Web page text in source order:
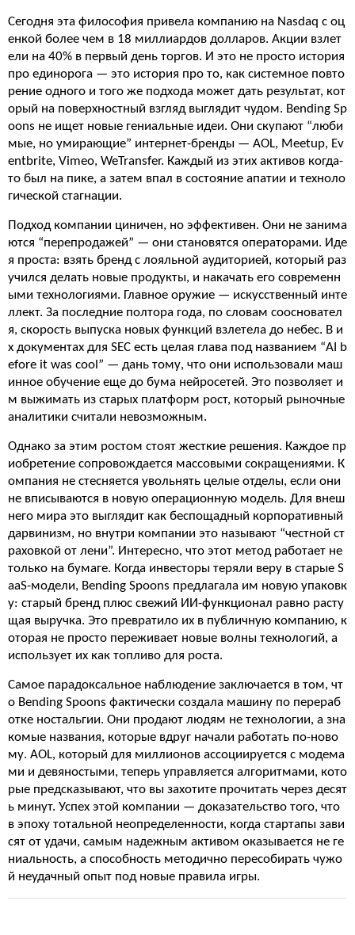
Сегодня эта философия привела компанию на Nasdaq с оц
енкой более чем в 18 миллиардов долларов. Акции взлет
ели на 40% в первый день торгов. И это не просто история
про единорога — это история про то, как системное повто
рение одного и того же подхода может дать результат, кот
орый на поверхностный взгляд выглядит чудом. Bending Sp
oons не ищет новые гениальные идеи. Они скупают “люби
мые, но умирающие” интернет-бренды — AOL, Meetup, Ev
entbrite, Vimeo, WeTransfer. Каждый из этих активов когда-
то был на пике, а затем впал в состояние апатии и техноло
гической стагнации.
Подход компании циничен, но эффективен. Они не занима
ются “перепродажей” — они становятся операторами. Иде
я проста: взять бренд с лояльной аудиторией, который раз
учился делать новые продукты, и накачать его современн
ыми технологиями. Главное оружие — искусственный инте
ллект. За последние полтора года, по словам соосновател
я, скорость выпуска новых функций взлетела до небес. В и
х документах для SEC есть целая глава под названием “AI b
efore it was cool” — дань тому, что они использовали маш
инное обучение еще до бума нейросетей. Это позволяет и
м выжимать из старых платформ рост, который рыночные
аналитики считали невозможным.
Однако за этим ростом стоят жесткие решения. Каждое пр
иобретение сопровождается массовыми сокращениями. К
омпания не стесняется увольнять целые отделы, если они
не вписываются в новую операционную модель. Для внеш
него мира это выглядит как беспощадный корпоративный
дарвинизм, но внутри компании это называют “честной ст
раховкой от лени”. Интересно, что этот метод работает не
только на бумаге. Когда инвесторы теряли веру в старые S
aaS-модели, Bending Spoons предлагала им новую упаковк
у: старый бренд плюс свежий ИИ-функционал равно расту
щая выручка. Это превратило их в публичную компанию, к
оторая не просто переживает новые волны технологий, а
использует их как топливо для роста.
Самое парадоксальное наблюдение заключается в том, чт
о Bending Spoons фактически создала машину по перераб
отке ностальгии. Они продают людям не технологии, а зна
комые названия, которые вдруг начали работать по-ново
му. AOL, который для миллионов ассоциируется с модема
ми и девяностыми, теперь управляется алгоритмами, кото
рые предсказывают, что вы захотите прочитать через десят
ь минут. Успех этой компании — доказательство того, что
в эпоху тотальной неопределенности, когда стартапы зави
сят от удачи, самым надежным активом оказывается не ге
ниальность, а способность методично пересобирать чужо
й неудачный опыт под новые правила игры.